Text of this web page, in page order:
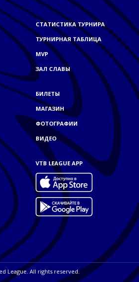
СТАТИСТИКА ТУРНИРА
ТУРНИРНАЯ ТАБЛИЦА
MVP
ЗАЛ СЛАВЫ
БИЛЕТЫ
МАГАЗИН
ФОТОГРАФИИ
ВИДЕО
VTB LEAGUE APP
League. All rights reserved.